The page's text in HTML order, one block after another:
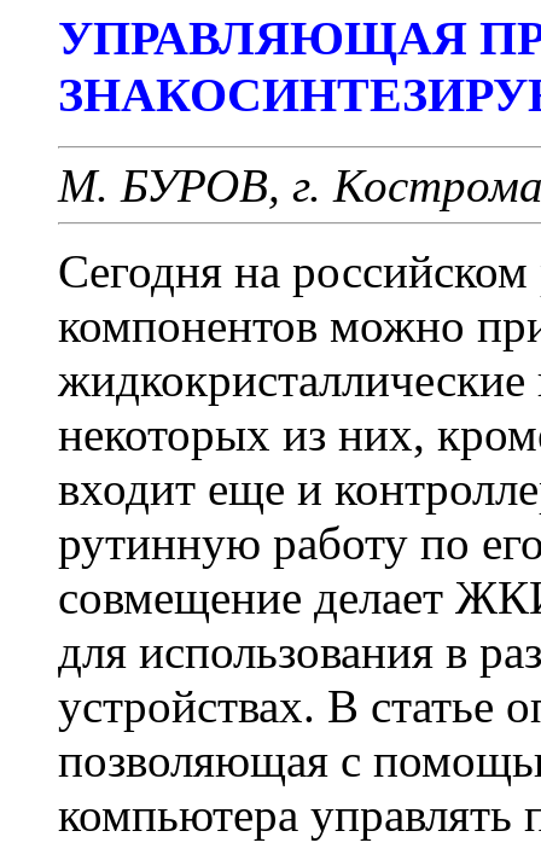
УПРАВЛЯЮЩАЯ
М. БУРОВ, г.
Сегодня на
компонентов можно
некоторых из них,
входит еще и
рутинную работу по
совмещение делает
для использования в
устройствах. В статье
позволяющая с
компьютера